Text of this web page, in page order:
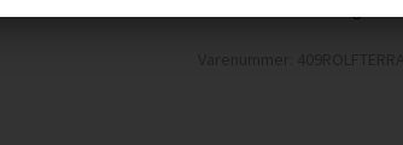
Forbehold mod udsolgte